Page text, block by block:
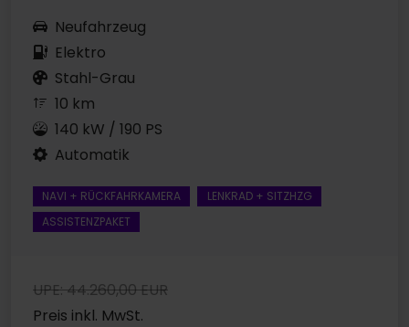
Neufahrzeug
Elektro
Stahl-Grau
10 km
140 kW / 190 PS
Automatik
NAVI + RÜCKFAHRKAMERA
LENKRAD + SITZHZG
ASSISTENZPAKET
UPE: 44.260,00 EUR
Preis inkl. MwSt.